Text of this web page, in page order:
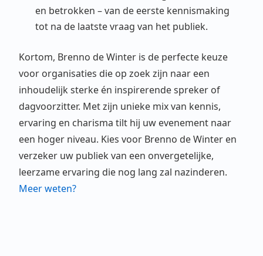
en betrokken – van de eerste kennismaking
tot na de laatste vraag van het publiek.
Kortom, Brenno de Winter is de perfecte keuze
voor organisaties die op zoek zijn naar een
inhoudelijk sterke én inspirerende spreker of
dagvoorzitter. Met zijn unieke mix van kennis,
ervaring en charisma tilt hij uw evenement naar
een hoger niveau. Kies voor Brenno de Winter en
verzeker uw publiek van een onvergetelijke,
leerzame ervaring die nog lang zal nazinderen.
Meer weten?